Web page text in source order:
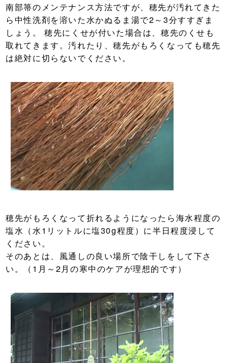
南部箒のメンテナンス方法ですが、穂先が汚れてきた
ら中性洗剤を溶いた水かぬるま湯で2～3分すすぎま
しょう。 穂先にくせが付いた場合は、穂先のくせも
取れてきます。汚れたり、穂先がもろくなっても穂先
は絶対に切らないでください。
穂先がもろくなって折れるようになったら海水程度の
塩水（水1リットルに塩30g程度）に半日程度浸して
ください。
そのあとは、風通しの良い場所で陰干しをして下さ
い。（1月～2月の寒中のケアが理想的です）